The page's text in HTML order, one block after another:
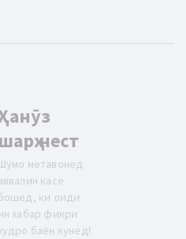
шарҳ нест
метавонед
касе
ки оиди
хабар фикри
баён кунед!